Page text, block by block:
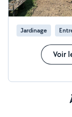
Jardinage
Voir